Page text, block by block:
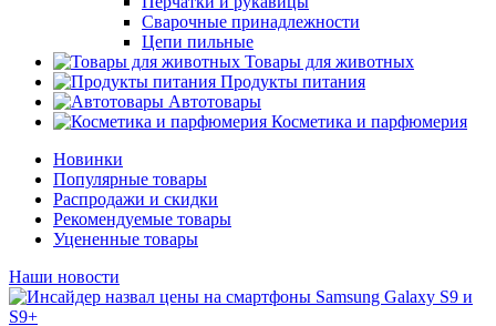
Сварочные принадлежности
Цепи пильные
Товары для животных
Продукты питания
Автотовары
Косметика и парфюмерия
Новинки
Популярные товары
Распродажи и скидки
Рекомендуемые товары
Уцененные товары
Наши новости